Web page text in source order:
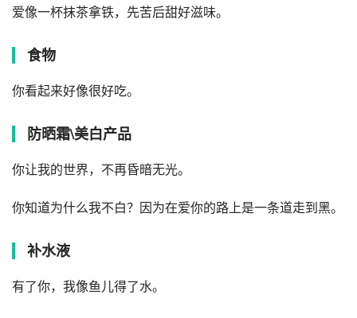
爱像一杯抹茶拿铁，先苦后甜好滋味。
食物
你看起来好像很好吃。
防晒霜\美白产品
你让我的世界，不再昏暗无光。
你知道为什么我不白？因为在爱你的路上是一条道走到黑。
补水液
有了你，我像鱼儿得了水。